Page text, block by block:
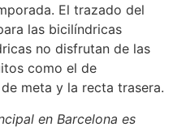
El trazado del
las bicilíndricas
no disfrutan de las
como el de
meta y la recta trasera.
en Barcelona es